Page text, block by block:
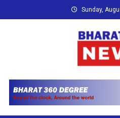
to
Sunday,
Bharat 360